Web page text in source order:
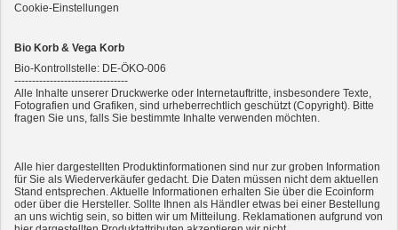
Cookie-Einstellungen
Bio Korb & Vega Korb
Bio-Kontrollstelle: DE-ÖKO-006
--------------------------------
Alle Inhalte unserer Druckwerke oder Internetauftritte, insbesondere Texte,
Fotografien und Grafiken, sind urheberrechtlich geschützt (Copyright). Bitte
fragen Sie uns, falls Sie bestimmte Inhalte verwenden möchten.
Alle hier dargestellten Produktinformationen sind nur zur groben Information
für Sie als Wiederverkäufer gedacht. Die Daten müssen nicht dem aktuellen
Stand entsprechen. Aktuelle Informationen erhalten Sie über die Ecoinform
oder über die Hersteller. Sollte Ihnen als Händler etwas bei einer Bestellung
an uns wichtig sein, so bitten wir um Mitteilung. Reklamationen aufgrund von